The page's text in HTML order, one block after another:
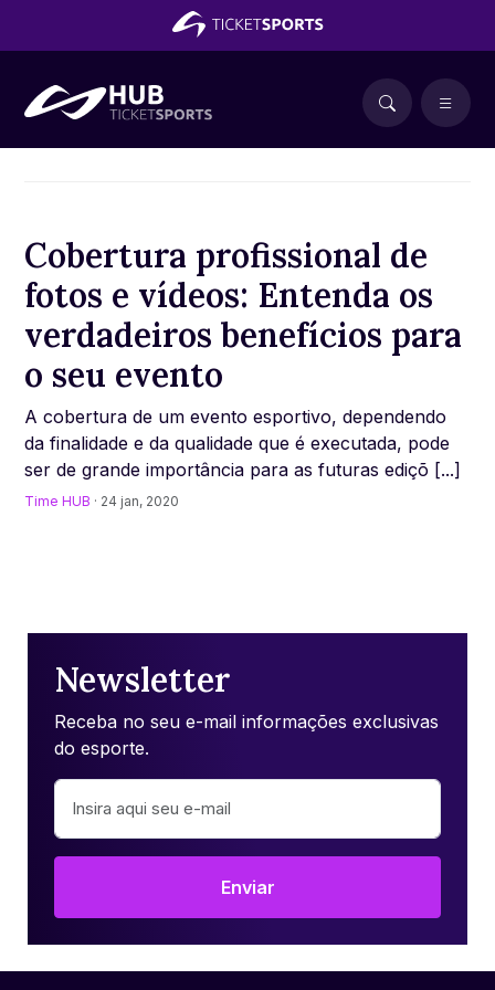
Cobertura profissional de
fotos e vídeos: Entenda os
verdadeiros benefícios para
o seu evento
A cobertura de um evento esportivo, dependendo
da finalidade e da qualidade que é executada, pode
ser de grande importância para as futuras ediçõ [...]
Time HUB · 24 jan, 2020
Newsletter
Receba no seu e-mail informações exclusivas
do esporte.
Enviar